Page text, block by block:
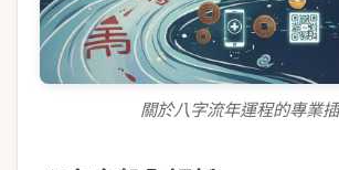
關於八字流年運程的專業